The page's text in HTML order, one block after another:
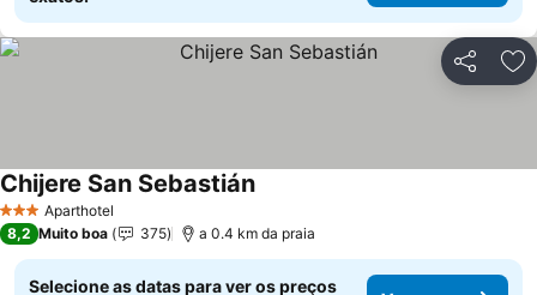
Partilhar
3 EstrelasAparthotel
Chijere San SebastiánVer preços
8,2 Muito boa 375 a 0.4 km da praia
Selecione as datas para ver os preços